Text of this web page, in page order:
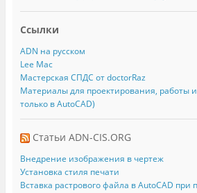
Ссылки
ADN на русском
Lee Mac
Мастерская СПДС от doctorRaz
Материалы для проектирования, работы
только в AutoCAD)
Статьи ADN-CIS.ORG
Внедрение изображения в чертеж
Установка стиля печати
Вставка растрового файла в AutoCAD при